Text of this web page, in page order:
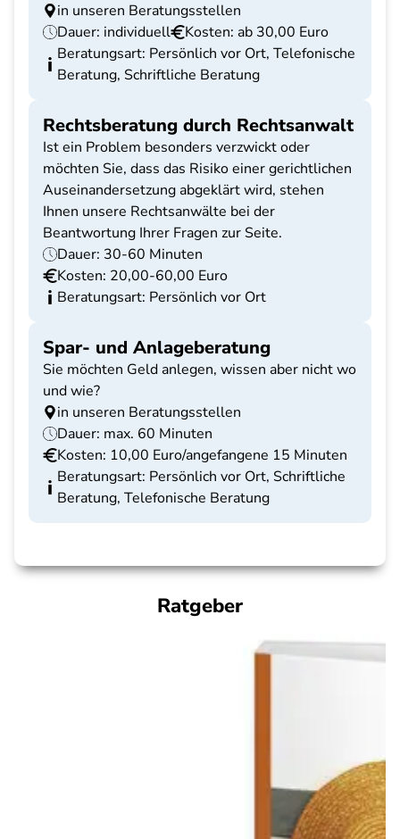
in unseren Beratungsstellen
Dauer: individuell
Kosten: ab 30,00 Euro
Beratungsart: Persönlich vor Ort, Telefonische
Beratung, Schriftliche Beratung
Rechtsberatung durch Rechtsanwalt
Ist ein Problem besonders verzwickt oder
möchten Sie, dass das Risiko einer gerichtlichen
Auseinandersetzung abgeklärt wird, stehen
Ihnen unsere Rechtsanwälte bei der
Beantwortung Ihrer Fragen zur Seite.
Dauer: 30-60 Minuten
Kosten: 20,00-60,00 Euro
Beratungsart: Persönlich vor Ort
Spar- und Anlageberatung
Sie möchten Geld anlegen, wissen aber nicht wo
und wie?
in unseren Beratungsstellen
Dauer: max. 60 Minuten
Kosten: 10,00 Euro/angefangene 15 Minuten
Beratungsart: Persönlich vor Ort, Schriftliche
Beratung, Telefonische Beratung
Ratgeber